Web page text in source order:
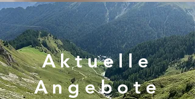
Aktuelle
Angebote